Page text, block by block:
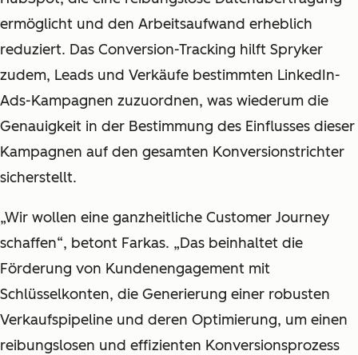
ermöglicht und den Arbeitsaufwand erheblich
reduziert. Das Conversion-Tracking hilft Spryker
zudem, Leads und Verkäufe bestimmten LinkedIn-
Ads-Kampagnen zuzuordnen, was wiederum die
Genauigkeit in der Bestimmung des Einflusses dieser
Kampagnen auf den gesamten Konversionstrichter
sicherstellt.
„Wir wollen eine ganzheitliche Customer Journey
schaffen“, betont Farkas. „Das beinhaltet die
Förderung von Kundenengagement mit
Schlüsselkonten, die Generierung einer robusten
Verkaufspipeline und deren Optimierung, um einen
reibungslosen und effizienten Konversionsprozess